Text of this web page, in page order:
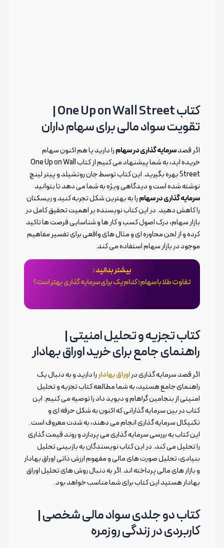
کتاب One Up on Wall Street |
تقویت سواد مالی برای سهام داران
اگر قصدسرمایه گذاری در سهامرا دارید یا هم اکنون سهام
خریده اید، به شما پیشنهاد می کنیم از کتاب One Up on Wall
Street بهره بگیرید. این کتاب توسط جان روتشیلد و پیتر لینچ
نوشته شده است و دیدگاهی ویژه به شما می دهد تا بتوانید
سرمایه گذاری در سهامرا به بهترین شکل تجربه کنید و ریسکتان
را کاهش دهید. در این کتاب نویسنده بر اهمیت تحقیق کامل در
بازار سهام، درک اصول کسب و کار ها و شناسایی فرصت ها تاکید
کرده و از لحن محاوره ای و مثال های واقعی برای تفسیر مفاهیم
موجود در بازار سهام استفاده می کند.
بیشتر بدانید :
تفاوت طلا با سهام؛ کدام یک برای سرمایه گذاری بهتر است؟
کتاب تجزیه و تحلیل امنیتی |
راهنمای جامع برای خرید اوراق بهادار
اگر قصد سرمایه گذاری دراوراق بهاداررا دارید و به دنبال یک
راهنمای جامع هستید، به شما مطالعه کتاب تجزیه و تحلیل
امنیتی از بنجامین گراهام و دیوید داد را توصیه می کنیم. این
کتاب در بین سرمایه گذارانی که اکنون به شکل حرفه ای و
تکنیکال سرمایه گذاری انجام می دهند، به شدت معروف است.
این کتاب به بررسی سرمایه گذاری می پردازد و روند قیمت گذاری
را تحلیل می کند. در این کتاب نویسندگان به بازبینی تحلیل
بنیادی، تحلیل صورت های مالی و مفهوم ارزش ذاتی اوراق بهادار
و بازار های مالی پرداخته اند. اگر به دنبال روش های تحلیل اوراق
بهادار هستید این کتاب برای شما مناسب خواهد بود.
کتاب دو جلدی سواد مالی شخصی |
کاربردی در زندگی روزمره